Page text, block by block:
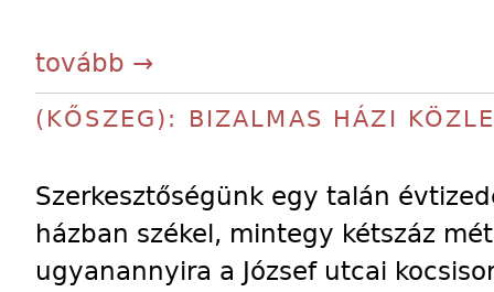
tovább →
(KŐSZEG): BIZALMAS HÁZI
Szerkesztőségünk egy talán
házban székel, mintegy kétszáz
ugyanannyira a József utcai